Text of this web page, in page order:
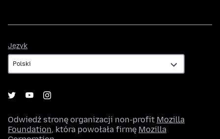
Język
Odwiedź stronę organizacji non-profit Mozilla
Foundation, która powołała firmę Mozilla